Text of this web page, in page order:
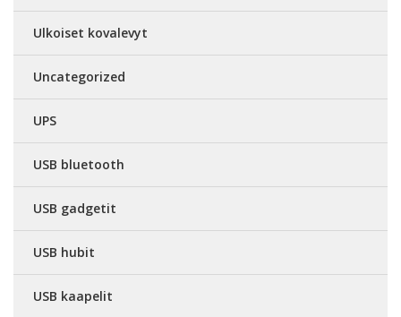
Ulkoiset kovalevyt
Uncategorized
UPS
USB bluetooth
USB gadgetit
USB hubit
USB kaapelit